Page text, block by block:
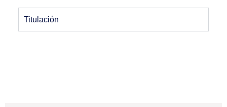
Titulación